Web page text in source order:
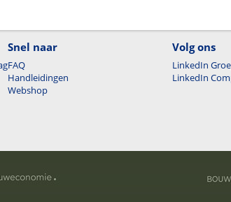
Snel naar
FAQ
Handleidingen
Webshop
Volg ons
LinkedIn
LinkedIn